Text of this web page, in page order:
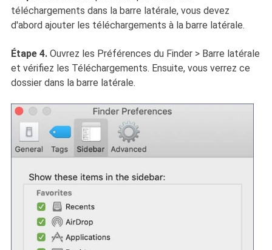
téléchargements dans la barre latérale, vous devez
d'abord ajouter les téléchargements à la barre latérale.
Étape 4.Ouvrez les Préférences du Finder > Barre latérale
et vérifiez les Téléchargements. Ensuite, vous verrez ce
dossier dans la barre latérale.